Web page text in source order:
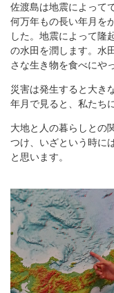
佐渡島は地震によって
何万年もの長い年月を
した。地震によって隆
の水田を潤します。水
さな生き物を食べにや
災害は発生すると大き
年月で見ると、私たち
大地と人の暮らしとの
つけ、いざという時に
と思います。